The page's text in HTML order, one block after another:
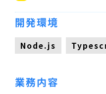
開発環境
Node.js
業務内容